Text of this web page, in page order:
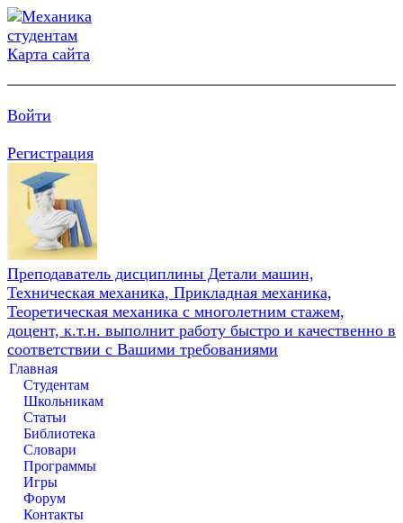
Карта сайта
Войти
Регистрация
Преподаватель дисциплины Детали машин,
Техническая механика, Прикладная механика,
Теоретическая механика с многолетним стажем,
доцент, к.т.н. выполнит работу быстро и качественно в
соответствии с Вашими требованиями
Главная
Студентам
Школьникам
Статьи
Библиотека
Словари
Программы
Игры
Форум
Контакты